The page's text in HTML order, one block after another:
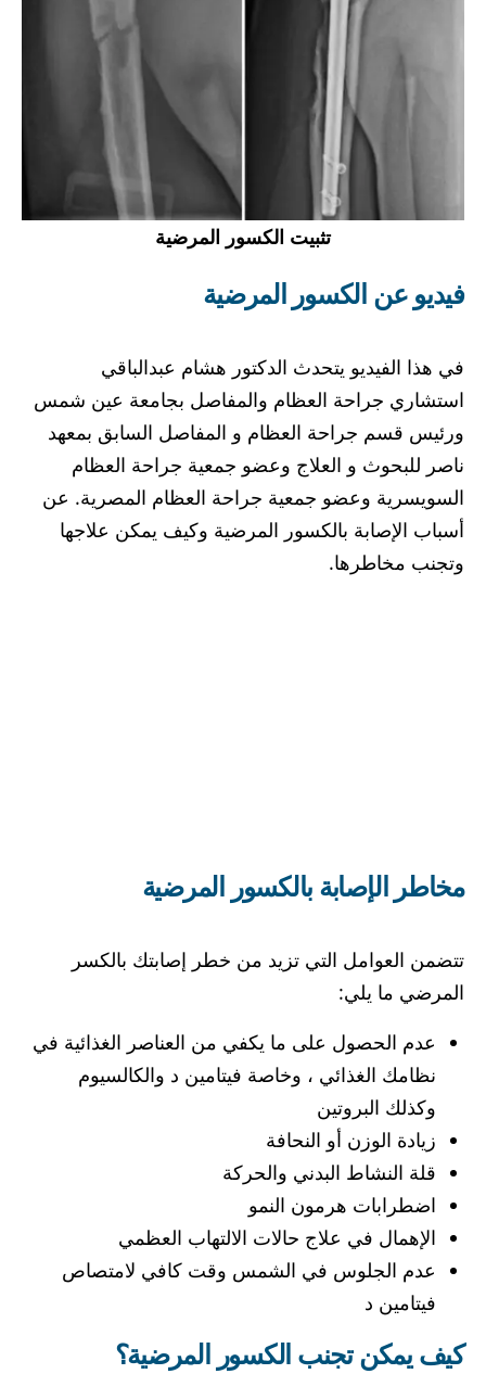
تثبيت الكسور المرضية
فيديو عن الكسور المرضية
في هذا الفيديو يتحدث الدكتور هشام عبدالباقي
استشاري جراحة العظام والمفاصل بجامعة عين شمس
ورئيس قسم جراحة العظام و المفاصل السابق بمعهد
ناصر للبحوث و العلاج وعضو جمعية جراحة العظام
السويسرية وعضو جمعية جراحة العظام المصرية. عن
أسباب الإصابة بالكسور المرضية وكيف يمكن علاجها
وتجنب مخاطرها.
مخاطر الإصابة بالكسور المرضية
تتضمن العوامل التي تزيد من خطر إصابتك بالكسر
المرضي ما يلي:
عدم الحصول على ما يكفي من العناصر الغذائية في
نظامك الغذائي ، وخاصة فيتامين د والكالسيوم
وكذلك البروتين
زيادة الوزن أو النحافة
قلة النشاط البدني والحركة
اضطرابات هرمون النمو
الإهمال في علاج حالات الالتهاب العظمي
عدم الجلوس في الشمس وقت كافي لامتصاص
فيتامين د
كيف يمكن تجنب الكسور المرضية؟